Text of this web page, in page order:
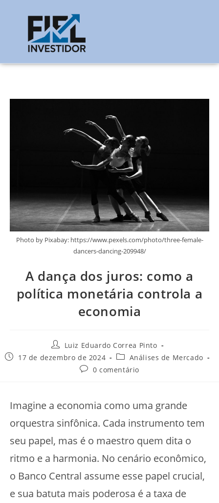
Photo by Pixabay: https://www.pexels.com/photo/three-female-
dancers-dancing-209948/
A dança dos juros: como a
política monetária controla a
economia
Luiz Eduardo Correa Pinto
17 de dezembro de 2024
Análises de Mercado
0 comentário
Imagine a economia como uma grande
orquestra sinfônica. Cada instrumento tem
seu papel, mas é o maestro quem dita o
ritmo e a harmonia. No cenário econômico,
o Banco Central assume esse papel crucial,
e sua batuta mais poderosa é a taxa de